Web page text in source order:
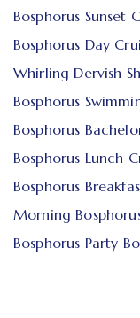
Bosphorus Sunset
Bosphorus Day
Whirling Dervish
Bosphorus
Bosphorus
Bosphorus Lunch
Bosphorus
Morning
Bosphorus Party